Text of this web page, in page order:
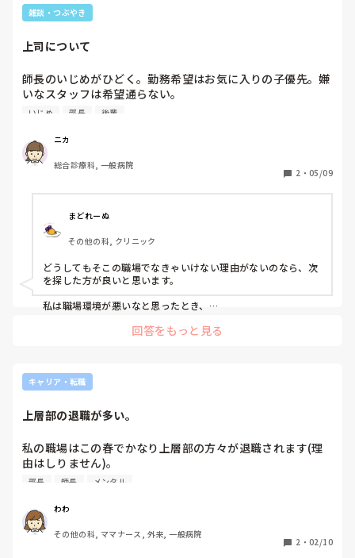
一度目をつけられたら、部長が他の獲物を見つけるまで続くよ
うに思います。
人前で起こるような部長なら、他の人怖がってると思います。
心身健康でないと他人の看護なんてできません。有給など取っ
て休むことも良い選択かもしれません。
雑談・つぶやき
上司について
師長のいじめがひどく。勤務希望はお気に入りの子優先。嫌
いなスタッフは希望通らない。
心を傷めた先輩や後輩に対して精神科に行って薬を飲みなが
ました。やめるべきなのか、私も相談したらこんなふうにい
われるのか。。
怖くなりました。次を探した方がいいですかね。。
いじめ 部長 後輩
ニカ
総合診療科, 一般病院
2 ・ 05/09
まどれーぬ
その他の科, クリニック
どうしてもそこの職場でなきゃいけない理由がないのなら、次
を探した方が良いと思います。
私は職場環境が悪いなと思ったとき、
我慢をして留まることと、転職活動の大変さを天秤にかけたと
きに、どちらに傾くかというのをいつも考えていますね。
職場はそこだけではないと思います。
回答をもっと見る
キャリア・転職
上層部の退職が多い。
私の職場はこの春でかなり上層部の方々が退職されます(理
由はしりません)。
板挟みが嫌になって辞める話はよく聞きます。
上層部の方が定年以外で辞めることはよくある事なのでしょ
部長 師長 メンタル
わわ
その他の科, ママナース, 外来, 一般病院
2 ・ 02/10